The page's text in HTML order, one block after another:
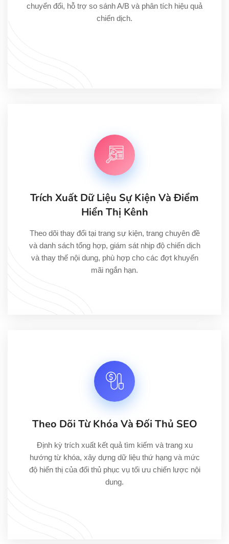
chuyển đổi, hỗ trợ so sánh A/B và phân tích hiệu quả
chiến dịch.
Trích Xuất Dữ Liệu Sự Kiện Và Điểm
Hiển Thị Kênh
Theo dõi thay đổi tại trang sự kiện, trang chuyên đề
và danh sách tổng hợp, giám sát nhịp độ chiến dịch
và thay thế nội dung, phù hợp cho các đợt khuyến
mãi ngắn hạn.
Theo Dõi Từ Khóa Và Đối Thủ SEO
Định kỳ trích xuất kết quả tìm kiếm và trang xu
hướng từ khóa, xây dựng dữ liệu thứ hạng và mức
độ hiển thị của đối thủ phục vụ tối ưu chiến lược nội
dung.